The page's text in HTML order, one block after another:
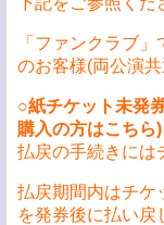
「ファンクラブ
のお客様(両公演
○紙チケット未発
購入の方はこちら)
払戻の手続きには
払戻期間内はチケ
を発券後に払い戻